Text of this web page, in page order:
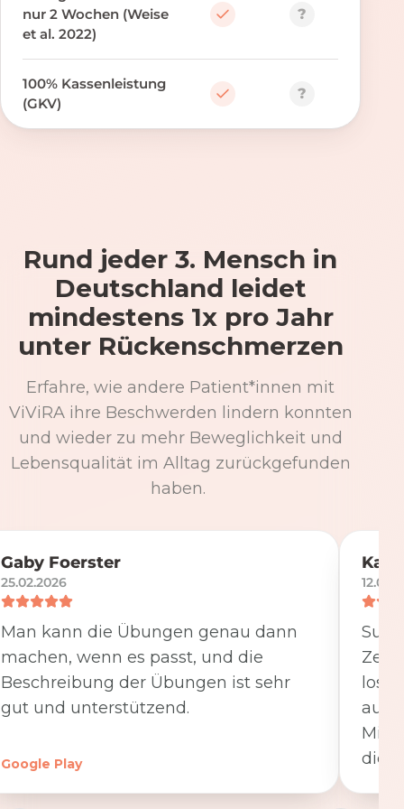
nur 2 Wochen (Weise
et al. 2022)
?
100% Kassenleistung
(GKV)
?
Rund jeder 3. Mensch in
Deutschland leidet
mindestens 1x pro Jahr
unter Rückenschmerzen
Erfahre, wie andere Patient*innen mit
ViViRA ihre Beschwerden lindern konnten
und wieder zu mehr Beweglichkeit und
Lebensqualität im Alltag zurückgefunden
haben.
Gaby Foerster
25.02.2026
Man kann die Übungen genau dann
machen, wenn es passt, und die
Beschreibung der Übungen ist sehr
gut und unterstützend.
Google Play
Zeit
die